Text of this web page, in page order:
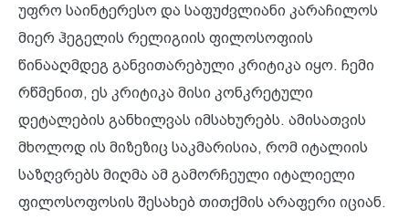
უფრო საინტერესო და საფუძვლიანი კარაჩილოს
მიერ ჰეგელის რელიგიის ფილოსოფიის
წინააღმდეგ განვითარებული კრიტიკა იყო. ჩემი
რწმენით, ეს კრიტიკა მისი კონკრეტული
დეტალების განხილვას იმსახურებს. ამისათვის
მხოლოდ ის მიზეზიც საკმარისია, რომ იტალიის
საზღვრებს მიღმა ამ გამორჩეული იტალიელი
ფილოსოფოსის შესახებ თითქმის არაფერი იციან.